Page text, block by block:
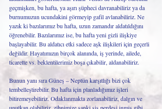
geçmişken, bu hafta, ya aşırı şüpheci davranabiliriz ya da
burnumuzun ucundakini görmeyip gafil avlanabiliriz. Ne
yazık ki bazılarımız bu hafta, uzun zamandır aldatıldığını
öğrenebilir. Bazılarımız ise, bu hafta yeni gizli ilişkiye
başlayabilir. Bu aldatıcı etki sadece aşk ilişkileri için geçerli
değildir. Hayatımızın birçok alanında, iş yerinde, ailede,
ticarette vs. beklentilerimiz boşa çıkabilir, aldanabiliriz.
Bunun yanı sıra Güneş – Neptün karşıtlığı bizi çok
tembelleştirebilir. Bu hafta için planladığımız işleri
bitiremeyebiliriz. Odaklanmakta zorlanabiliriz, dalgın ve